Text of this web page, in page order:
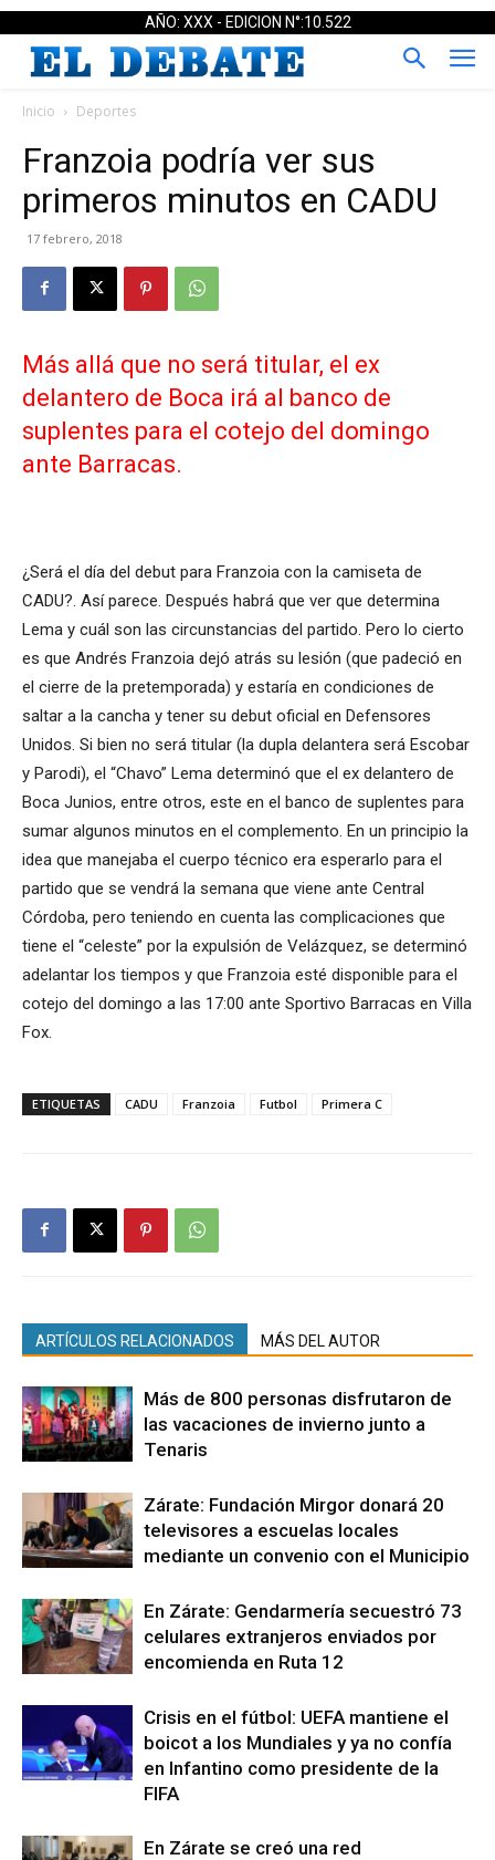
AÑO: XXX - EDICION N°:10.522
Inicio Deportes
Franzoia podría ver sus
primeros minutos en CADU
17 febrero, 2018
Más allá que no será titular, el ex
delantero de Boca irá al banco de
suplentes para el cotejo del domingo
ante Barracas.
¿Será el día del debut para Franzoia con la camiseta de
CADU?. Así parece. Después habrá que ver que determina
Lema y cuál son las circunstancias del partido. Pero lo cierto
es que Andrés Franzoia dejó atrás su lesión (que padeció en
el cierre de la pretemporada) y estaría en condiciones de
saltar a la cancha y tener su debut oficial en Defensores
Unidos. Si bien no será titular (la dupla delantera será Escobar
y Parodi), el “Chavo” Lema determinó que el ex delantero de
Boca Junios, entre otros, este en el banco de suplentes para
sumar algunos minutos en el complemento. En un principio la
idea que manejaba el cuerpo técnico era esperarlo para el
partido que se vendrá la semana que viene ante Central
Córdoba, pero teniendo en cuenta las complicaciones que
tiene el “celeste” por la expulsión de Velázquez, se determinó
adelantar los tiempos y que Franzoia esté disponible para el
cotejo del domingo a las 17:00 ante Sportivo Barracas en Villa
Fox.
ETIQUETAS CADU Franzoia Futbol Primera C
ARTÍCULOS RELACIONADOS MÁS DEL AUTOR
Más de 800 personas disfrutaron de
las vacaciones de invierno junto a
Tenaris
Zárate: Fundación Mirgor donará 20
televisores a escuelas locales
mediante un convenio con el Municipio
En Zárate: Gendarmería secuestró 73
celulares extranjeros enviados por
encomienda en Ruta 12
Crisis en el fútbol: UEFA mantiene el
boicot a los Mundiales y ya no confía
en Infantino como presidente de la
FIFA
En Zárate se creó una red